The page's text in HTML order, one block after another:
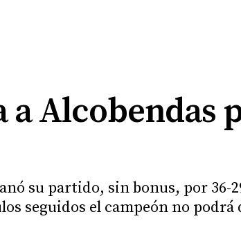
a Alcobendas
su partido, sin bonus, por 36-
seguidos el campeón no